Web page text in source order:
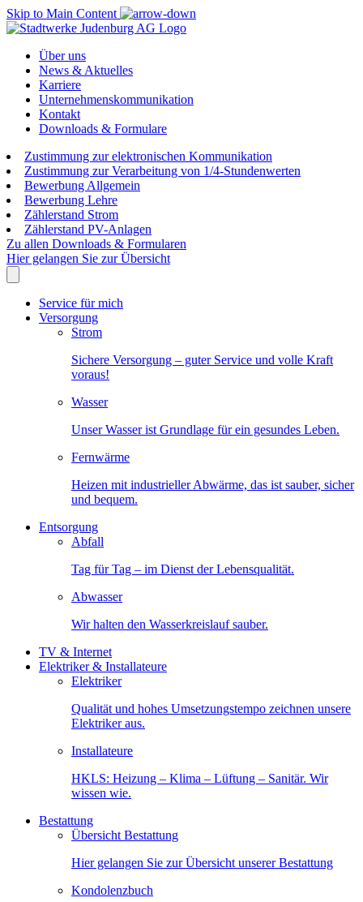
Skip to Main Content
Über uns
News & Aktuelles
Karriere
Unternehmenskommunikation
Kontakt
Downloads & Formulare
Zustimmung zur elektronischen Kommunikation
Zustimmung zur Verarbeitung von 1/4-Stundenwerten
Bewerbung Allgemein
Bewerbung Lehre
Zählerstand Strom
Zählerstand PV-Anlagen
Zu allen Downloads & Formularen
Hier gelangen Sie zur Übersicht
Service für mich
Versorgung
Strom
Sichere Versorgung – guter Service und volle Kraft
voraus!
Wasser
Unser Wasser ist Grundlage für ein gesundes Leben.
Fernwärme
Heizen mit industrieller Abwärme, das ist sauber, sicher
und bequem.
Entsorgung
Abfall
Tag für Tag – im Dienst der Lebensqualität.
Abwasser
Wir halten den Wasserkreislauf sauber.
TV & Internet
Elektriker & Installateure
Elektriker
Qualität und hohes Umsetzungstempo zeichnen unsere
Elektriker aus.
Installateure
HKLS: Heizung – Klima – Lüftung – Sanitär. Wir
wissen wie.
Bestattung
Übersicht Bestattung
Hier gelangen Sie zur Übersicht unserer Bestattung
Kondolenzbuch